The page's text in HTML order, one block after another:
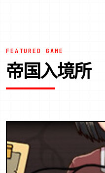
FEATURED GAME
帝国入境所